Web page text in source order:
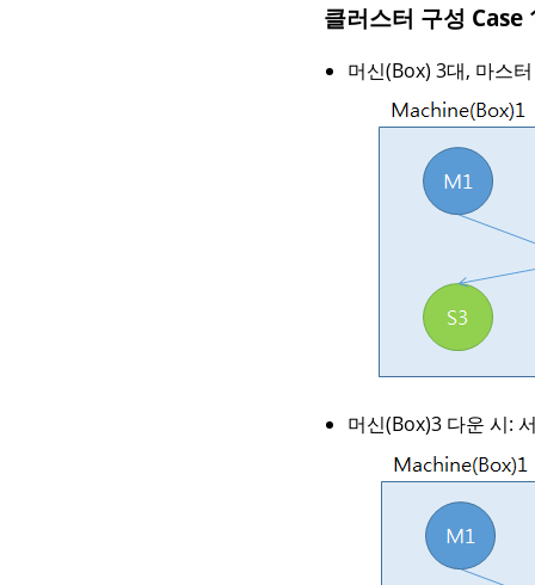
클러스터 구성 Case
머신(Box) 3대, 마스
머신(Box)3 다운 시: